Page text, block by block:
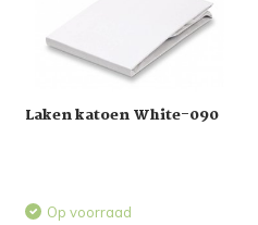
Laken katoen White-090
Op voorraad